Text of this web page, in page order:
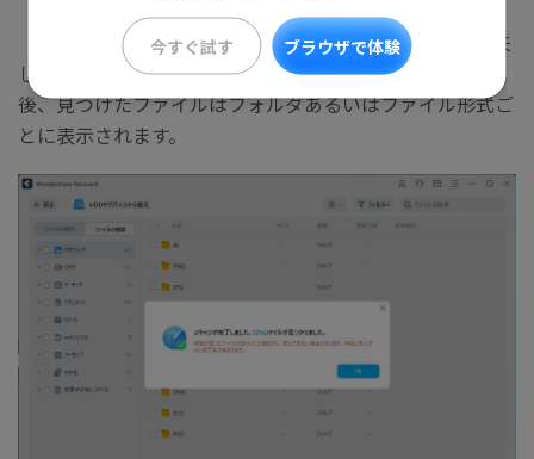
今すぐ試す ブラウザで体験
「開始」ボタンをクリックして、停止コードエラーで紛失
したファイルをスキャンし始めます。スキャン終わった
後、見つけたファイルはフォルダあるいはファイル形式ご
とに表示されます。